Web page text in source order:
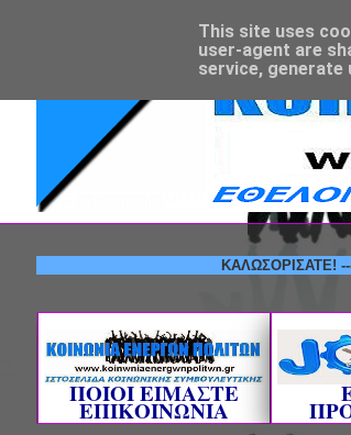
ΚΑΛΩΣΟΡΙΣΑΤΕ! ---
ΠΟΙΟΙ ΕΙΜΑΣΤΕ
ΕΠΙΚΟΙΝΩΝΙΑ
This site uses
user-agent are
service, generate